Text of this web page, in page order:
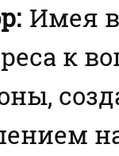
Имея
к